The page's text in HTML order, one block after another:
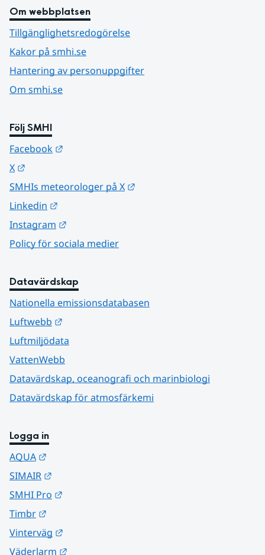
Om webbplatsen
Tillgänglighetsredogörelse
Kakor på smhi.se
Hantering av personuppgifter
Om smhi.se
Följ SMHI
Facebook
X
SMHIs meteorologer på X
Linkedin
Instagram
Policy för sociala medier
Datavärdskap
Nationella emissionsdatabasen
Luftwebb
Luftmiljödata
VattenWebb
Datavärdskap, oceanografi och marinbiologi
Datavärdskap för atmosfärkemi
Logga in
AQUA
SIMAIR
SMHI Pro
Timbr
Vinterväg
Väderlarm